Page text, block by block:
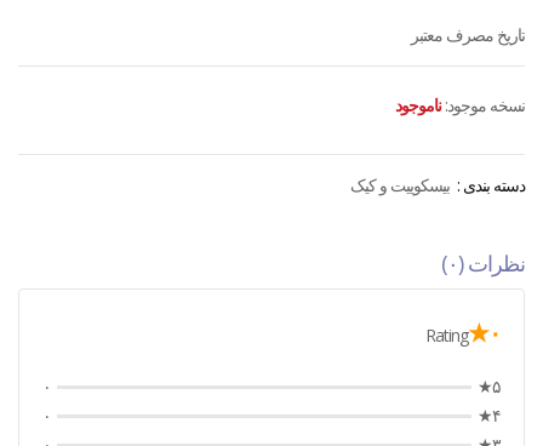
تاریخ مصرف معتبر
نسخه موجود: ناموجود
دسته بندی : بیسکوییت و کیک
نظرات (۰)
۰★ Rating
۵★
۰
۴★
۰